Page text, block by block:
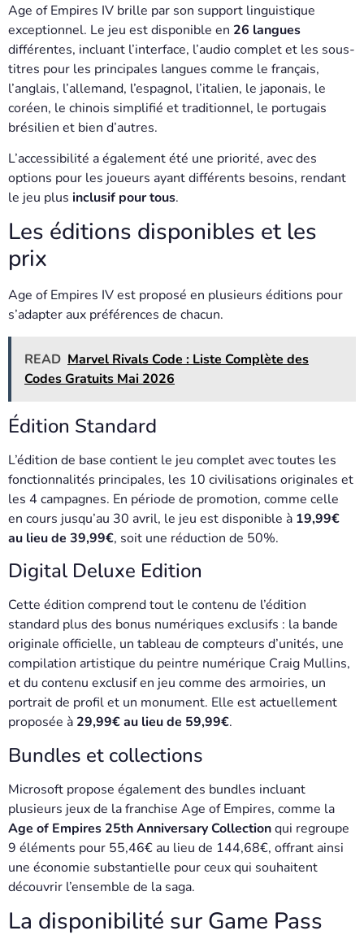
Age of Empires IV brille par son support linguistique
exceptionnel. Le jeu est disponible en 26 langues
différentes, incluant l’interface, l’audio complet et les sous-
titres pour les principales langues comme le français,
l’anglais, l’allemand, l’espagnol, l’italien, le japonais, le
coréen, le chinois simplifié et traditionnel, le portugais
brésilien et bien d’autres.
L’accessibilité a également été une priorité, avec des
options pour les joueurs ayant différents besoins, rendant
le jeu plus inclusif pour tous.
Les éditions disponibles et les
prix
Age of Empires IV est proposé en plusieurs éditions pour
s’adapter aux préférences de chacun.
READ Marvel Rivals Code : Liste Complète des
Codes Gratuits Mai 2026
Édition Standard
L’édition de base contient le jeu complet avec toutes les
fonctionnalités principales, les 10 civilisations originales et
les 4 campagnes. En période de promotion, comme celle
en cours jusqu’au 30 avril, le jeu est disponible à 19,99€
au lieu de 39,99€, soit une réduction de 50%.
Digital Deluxe Edition
Cette édition comprend tout le contenu de l’édition
standard plus des bonus numériques exclusifs : la bande
originale officielle, un tableau de compteurs d’unités, une
compilation artistique du peintre numérique Craig Mullins,
et du contenu exclusif en jeu comme des armoiries, un
portrait de profil et un monument. Elle est actuellement
proposée à 29,99€ au lieu de 59,99€.
Bundles et collections
Microsoft propose également des bundles incluant
plusieurs jeux de la franchise Age of Empires, comme la
Age of Empires 25th Anniversary Collectionqui regroupe
9 éléments pour 55,46€ au lieu de 144,68€, offrant ainsi
une économie substantielle pour ceux qui souhaitent
découvrir l’ensemble de la saga.
La disponibilité sur Game Pass